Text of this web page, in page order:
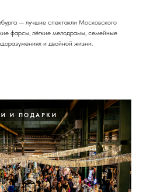
— лучшие спектакли Московского
фарсы, лёгкие мелодрамы, семейные
и двойной жизни.
И ПОДАРКИ